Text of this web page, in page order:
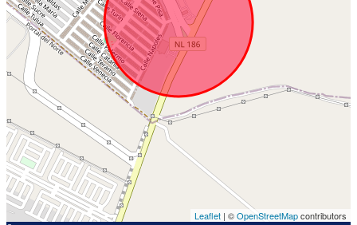
Leaflet | ©OpenStreetMapcontributors